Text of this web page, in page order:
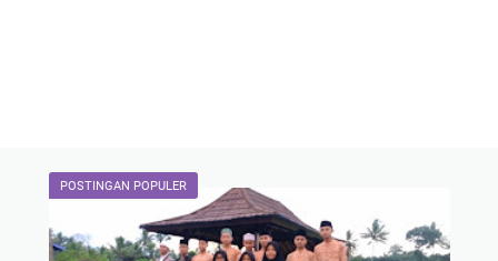
POSTINGAN POPULER